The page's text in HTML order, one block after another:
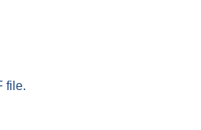
file.